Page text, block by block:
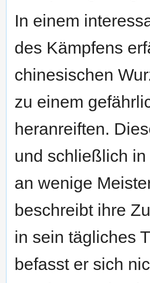
In einem
des Kämpfens
chinesischen
zu einem
heranreiften.
und schließlich in
an wenige
beschreibt ihre
in sein tägliches
befasst er sich